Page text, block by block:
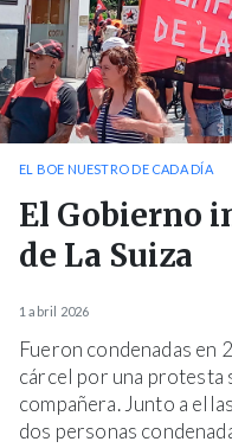
EL BOE NUESTRO DE CADA DÍA
El Gobierno
de La Suiza
1 abril 2026
Fueron condenadas en
cárcel por una protesta
compañera. Junto a
dos personas